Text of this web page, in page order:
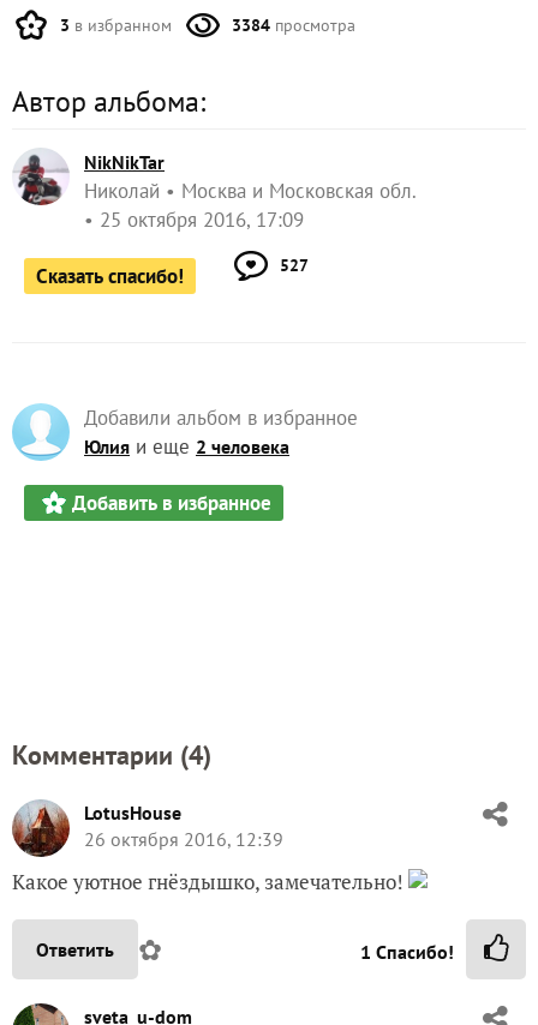
3 в избранном 3384 просмотра
Автор альбома:
NikNikTar
Николай
Москва и Московская обл.
25 октября 2016, 17:09
Сказать спасибо! 527
Добавили альбом в избранное
Юлия и еще 2 человека
Добавить в избранное
Комментарии (4)
LotusHouse
26 октября 2016, 12:39
Какое уютное гнёздышко, замечательно!
Ответить ✿ 1 Спасибо!
sveta_u-dom